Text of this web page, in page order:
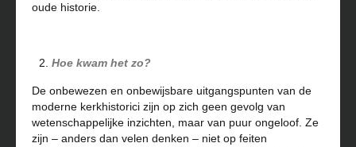
oude historie.
Hoe kwam het zo?
De onbewezen en onbewijsbare uitgangspunten van de
moderne kerkhistorici zijn op zich geen gevolg van
wetenschappelijke inzichten, maar van puur ongeloof. Ze
zijn – anders dan velen denken – niet op feiten